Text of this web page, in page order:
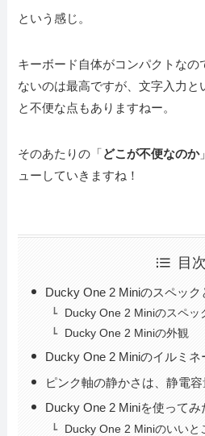
という感じ。
キーボード自体がコンパクトなの
ないのは最高ですが、文字入力と
と不便な点もありますねー。
そのあたりの「どこが不便なのか
ューしていきますね！
目次
Ducky One 2 Miniのスペック
Ducky One 2 Miniのスペッ
Ducky One 2 Miniの外観
Ducky One 2 Miniのイルミ
ピンク軸の静かさは、静電
Ducky One 2 Miniを使ってみ
Ducky One 2 Miniのいいと